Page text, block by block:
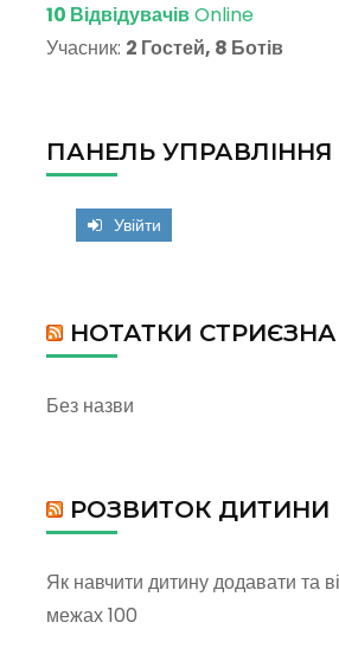
10 ВідвідувачівOnline
Учасник: 2 Гостей, 8 Ботів
ПАНЕЛЬ УПРАВЛІННЯ
Увійти
НОТАТКИ
Без назви
РОЗВИТОК ДИТИНИ
Як навчити дитину додавати та
межах 100